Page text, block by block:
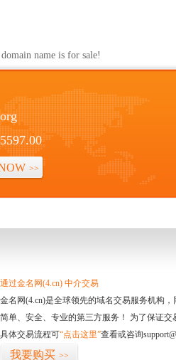
name is for sale!
>>
通过金名网(4.cn) 中介交易
金名网(4.cn)是全球领先的域名交易服务机构
简单、安全、专业的第三方服务！ 为了保证
具体交易流程可“点击这里”查看或咨询
我要购买 >>